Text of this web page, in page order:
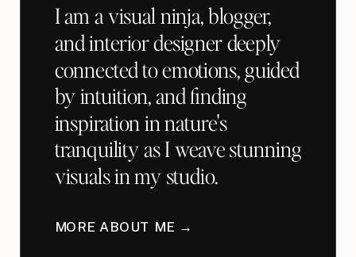
I am a visual ninja, blogger,
and interior designer deeply
connected to emotions, guided
by intuition, and finding
inspiration in nature's
tranquility as I weave stunning
visuals in my studio.
MORE ABOUT ME →